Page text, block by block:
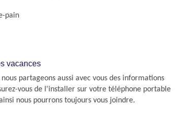
pain
vacances
nous partageons aussi avec vous des informations
vous de l'installer sur votre téléphone portable
nous pourrons toujours vous joindre.